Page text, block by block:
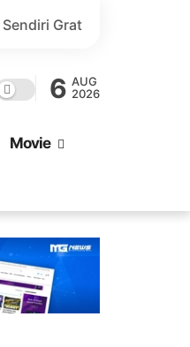
dan Harga Lebih Murah!
6 AUG
2026
Movie